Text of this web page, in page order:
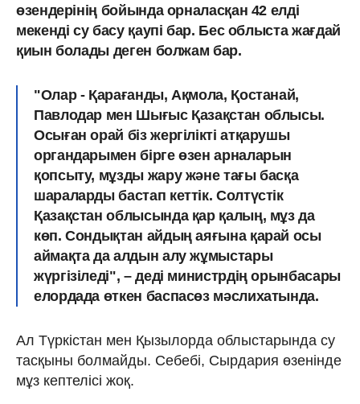
өзендерінің бойында орналасқан 42 елді
мекенді су басу қаупі бар. Бес облыста жағдай
қиын болады деген болжам бар.
"Олар - Қарағанды, Ақмола, Қостанай,
Павлодар мен Шығыс Қазақстан облысы.
Осыған орай біз жергілікті атқарушы
органдарымен бірге өзен арналарын
қопсыту, мұзды жару және тағы басқа
шараларды бастап кеттік. Солтүстік
Қазақстан облысында қар қалың, мұз да
көп. Сондықтан айдың аяғына қарай осы
аймақта да алдын алу жұмыстары
жүргізіледі", – деді министрдің орынбасары
елордада өткен баспасөз мәслихатында.
Ал Түркістан мен Қызылорда облыстарында су
тасқыны болмайды. Себебі, Сырдария өзенінде
мұз кептелісі жоқ.